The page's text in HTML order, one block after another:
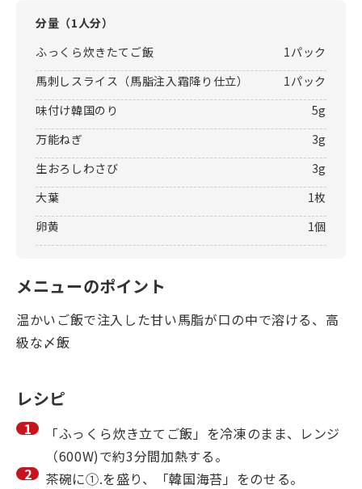
分量（1人分）
ふっくら炊きたてご飯
1パック
馬刺しスライス（馬脂注入霜降り仕立）
1パック
味付け韓国のり
5g
万能ねぎ
3g
生おろしわさび
3g
大葉
1枚
卵黄
1個
メニューのポイント
温かいご飯で注入した甘い馬脂が口の中で溶ける、高
級な〆飯
レシピ
「ふっくら炊き立てご飯」を冷凍のまま、レンジ
（600W)で約3分間加熱する。
茶碗に①.を盛り、「韓国海苔」をのせる。